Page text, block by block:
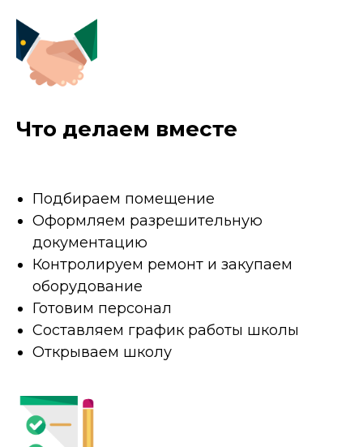
Что делаем вместе
Подбираем помещение
Оформляем разрешительную
документацию
Контролируем ремонт и закупаем
оборудование
Готовим персонал
Составляем график работы школы
Открываем школу